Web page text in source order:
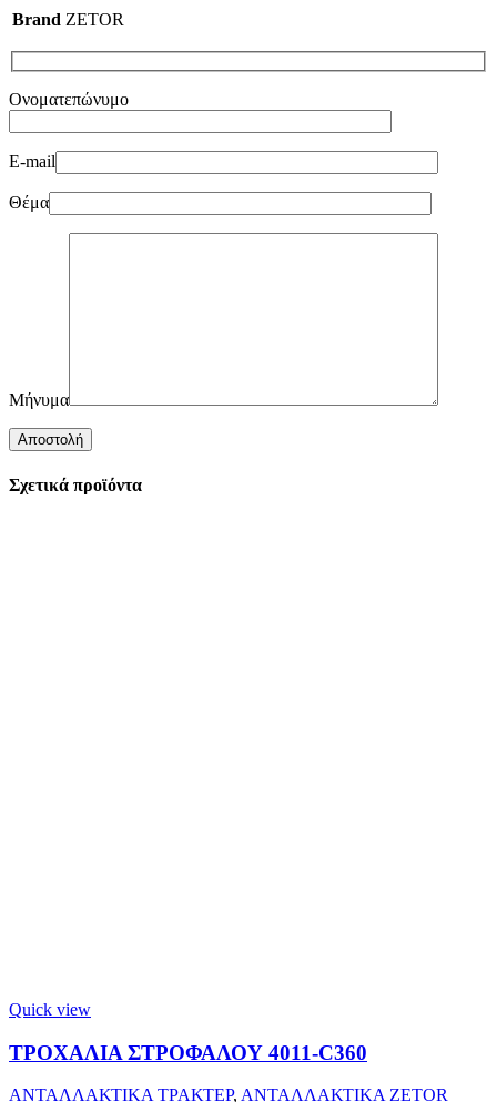
Brand ZETOR
Ονοματεπώνυμο
E-mail
Θέμα
Μήνυμα
Σχετικά προϊόντα
Quick view
ΤΡΟΧΑΛΙΑ ΣΤΡΟΦΑΛΟΥ 4011-C360
ΑΝΤΑΛΛΑΚΤΙΚΑ ΤΡΑΚΤΕΡ, ΑΝΤΑΛΛΑΚΤΙΚΑ ZETOR